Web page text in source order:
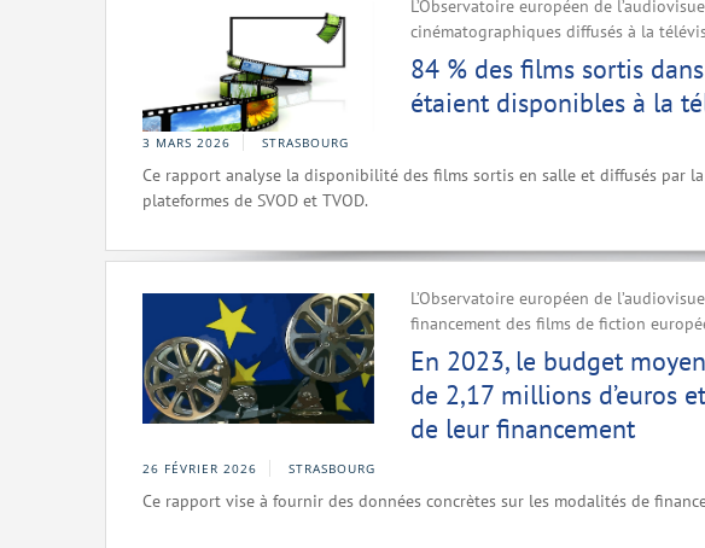
L’Observatoire européen de
cinématographiques diffusés à la
84 % des films sortis
étaient disponibles à la
3 MARS 2026 STRASBOURG
Ce rapport analyse la disponibilité des films sortis en salle et diffusés par
plateformes de SVOD et TVOD.
L’Observatoire européen de
financement des films de fiction
En 2023, le budget
de 2,17 millions d’euros
de leur financement
26 FÉVRIER 2026 STRASBOURG
Ce rapport vise à fournir des données concrètes sur les modalités de